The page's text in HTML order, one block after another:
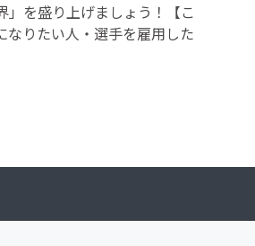
ョン
を盛り上げましょう！【こ
りたい人・選手を雇用した